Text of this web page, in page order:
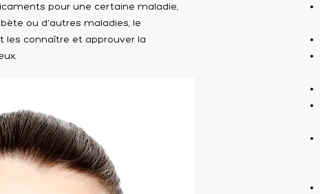
pour une certaine maladie,
ou d'autres maladies, le
les connaître et approuver la